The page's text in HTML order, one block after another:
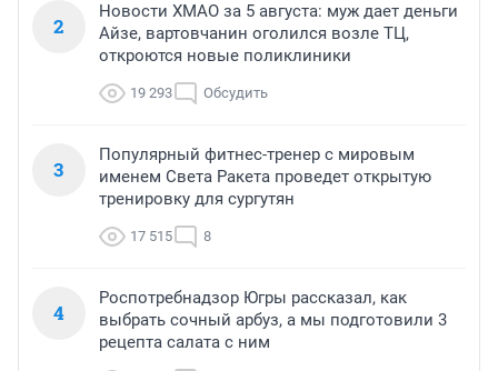
2
Новости ХМАО за 5 августа: муж дает деньги
Айзе, вартовчанин оголился возле ТЦ,
откроются новые поликлиники
19 293 Обсудить
3
Популярный фитнес-тренер с мировым
именем Света Ракета проведет открытую
тренировку для сургутян
17 515 8
4
Роспотребнадзор Югры рассказал, как
выбрать сочный арбуз, а мы подготовили 3
рецепта салата с ним